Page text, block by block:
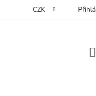
CZK